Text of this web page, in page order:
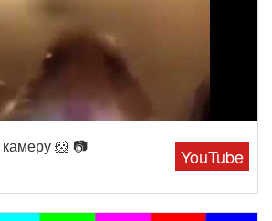
YouTube
🐹 📷